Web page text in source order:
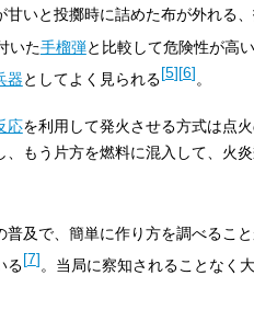
いと投擲時に詰めた布が外れる
いた手榴弾と比較して危険性が高
器としてよく見られる[5][6]。
応を利用して発火させる方式は点
もう片方を燃料に混入して、火
普及で、簡単に作り方を調べるこ
る[7]。当局に察知されることなく